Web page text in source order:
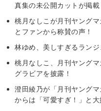
真集の未公開カットが掲載
桃月なしこが月刊ヤング
とファンから称賛の声！
林ゆめ、美しすぎるラン
桃月なしこ、月刊ヤング
グラビアを披露！
澄田綾乃が「月刊ヤング
からは「可愛すぎ！」と大